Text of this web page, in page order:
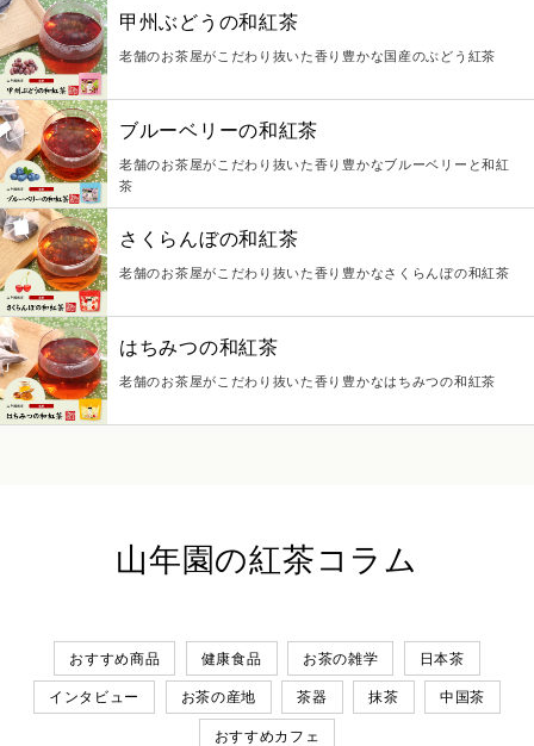
甲州ぶどうの和紅茶
老舗のお茶屋がこだわり抜いた香り豊かな国産のぶどう紅茶
ブルーベリーの和紅茶
老舗のお茶屋がこだわり抜いた香り豊かなブルーベリーと和紅
茶
さくらんぼの和紅茶
老舗のお茶屋がこだわり抜いた香り豊かなさくらんぼの和紅茶
はちみつの和紅茶
老舗のお茶屋がこだわり抜いた香り豊かなはちみつの和紅茶
山年園の紅茶コラム
おすすめ商品 健康食品 お茶の雑学 日本茶
インタビュー お茶の産地 茶器 抹茶 中国茶
おすすめカフェ